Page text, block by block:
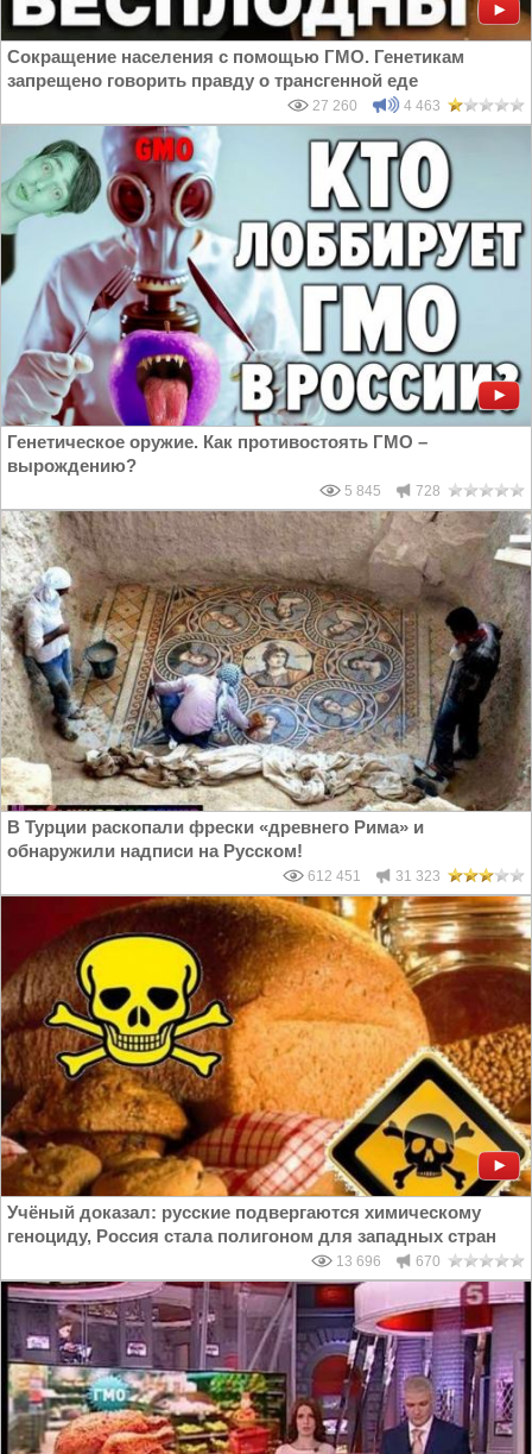
Сокращение населения с помощью ГМО. Генетикам
запрещено говорить правду о трансгенной еде
27 260 4 463
Генетическое оружие. Как противостоять ГМО –
вырождению?
5 845 728
В Турции раскопали фрески «древнего Рима» и
обнаружили надписи на Русском!
612 451 31 323
Учёный доказал: русские подвергаются химическому
геноциду, Россия стала полигоном для западных стран
13 696 670